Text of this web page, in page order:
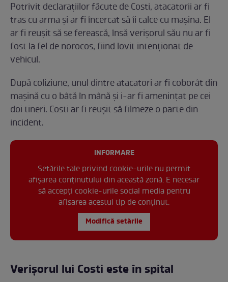
Potrivit declarațiilor făcute de Costi, atacatorii ar fi
tras cu arma și ar fi încercat să îi calce cu mașina. El
ar fi reușit să se ferească, însă verișorul său nu ar fi
fost la fel de norocos, fiind lovit intenționat de
vehicul.
După coliziune, unul dintre atacatori ar fi coborât din
mașină cu o bâtă în mână și i-ar fi amenințat pe cei
doi tineri. Costi ar fi reușit să filmeze o parte din
incident.
INFORMARE
Setările tale privind cookie-urile nu permit
afișarea conținutului din această zonă. E necesar
să accepți cookie-urile social media pentru
afisarea acestui tip de conținut.
Modifică setările
Verișorul lui Costi este în spital